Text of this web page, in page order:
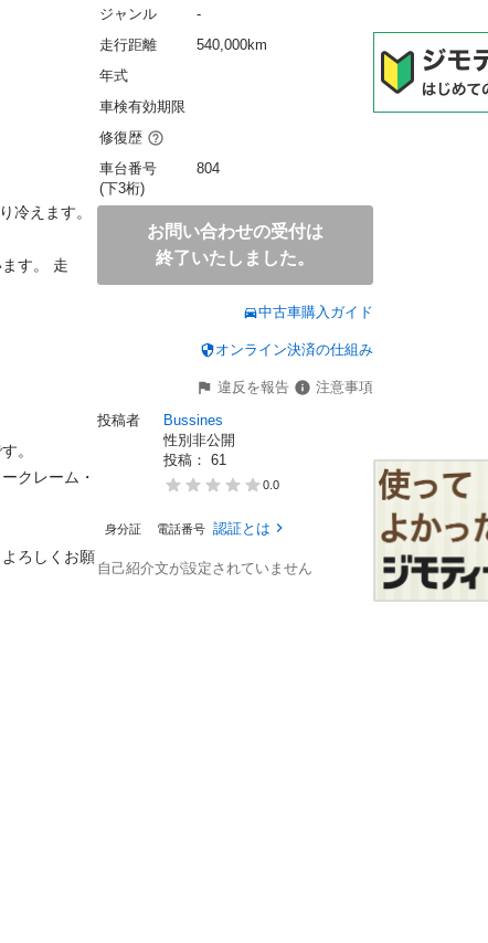
冷えます。
す。 走
。
クレーム・
ろしくお願
ジャンル
-
走行距離
540,000km
年式
車検有効期限
修復歴
車台番号
(下3桁)
804
お問い合わせの受付は
終了いたしました。
中古車購入ガイド
オンライン決済の仕組み
違反を報告
注意事項
投稿者
Bussines
性別非公開
投稿： 61
0.0
身分証 電話番号 認証とは
自己紹介文が設定されていません